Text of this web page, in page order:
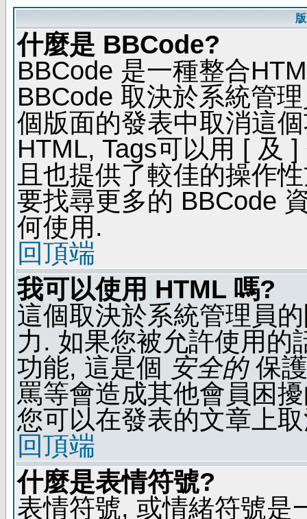
什麼是 BBCode?
BBCode 是一種整合
BBCode 取決於系統管
個版面的發表中取消這
HTML, Tags可以用 [ 及
且也提供了較佳的操作
要找尋更多的 BBCode
何使用.
回頂端
我可以使用 HTML 嗎?
這個取決於系統管理員
力. 如果您被允許使用的
功能, 這是個 安全的保
罵等會造成其他會員困
您可以在發表的文章上
回頂端
什麼是表情符號?
表情符號, 或情緒符號是